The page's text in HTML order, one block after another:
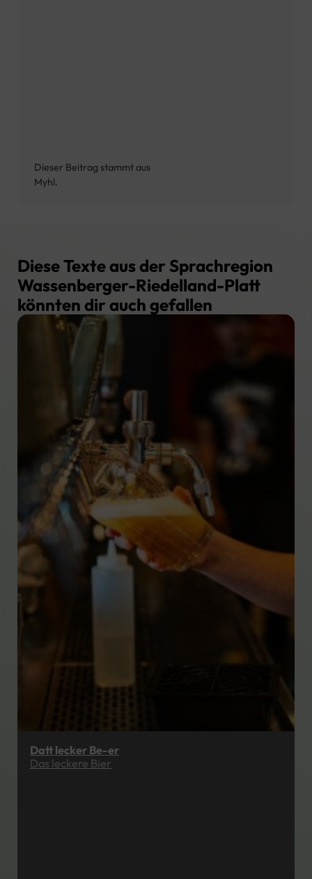
Dieser Beitrag stammt aus
Myhl.
Diese Texte aus der Sprachregion
Wassenberger-Riedelland-Platt
könnten dir auch gefallen
Datt lecker Be-er
Das leckere Bier